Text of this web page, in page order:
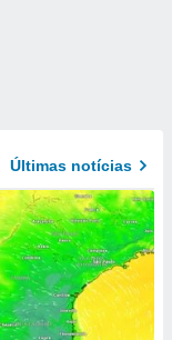
Últimas notícias